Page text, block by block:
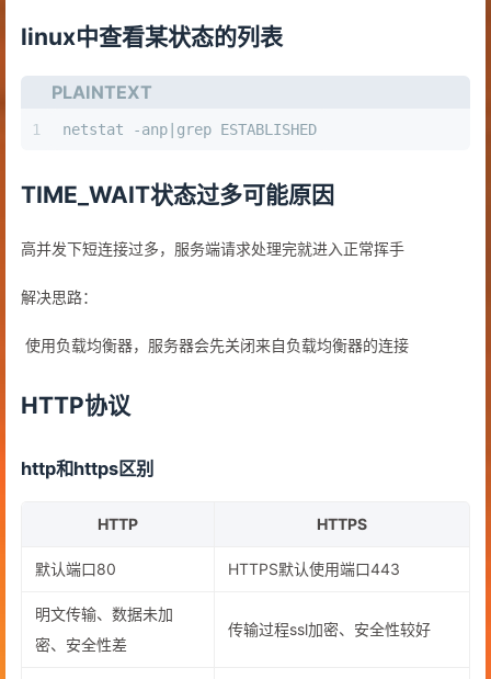
linux中查看某状态的列表
PLAINTEXT
1 netstat -anp|grep ESTABLISHED
TIME_WAIT状态过多可能原因
高并发下短连接过多，服务端请求处理完就进入正常挥手
解决思路：
​ 使用负载均衡器，服务器会先关闭来自负载均衡器的连接
HTTP协议
http和https区别
HTTP HTTPS
默认端口80 HTTPS默认使用端口443
明文传输、数据未加
密、安全性差
传输过程ssl加密、安全性较好